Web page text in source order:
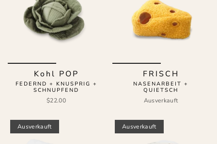
Kohl POP
FEDERND + KNUSPRIG +
SCHNUPFEND
$22.00
FRISCH
NASENARBEIT +
QUIETSCH
Ausverkauft
Ausverkauft Ausverkauft